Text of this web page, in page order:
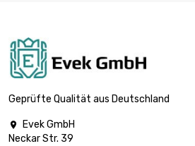
Geprüfte Qualität aus Deutschland

Evek GmbH
Neckar Str. 39